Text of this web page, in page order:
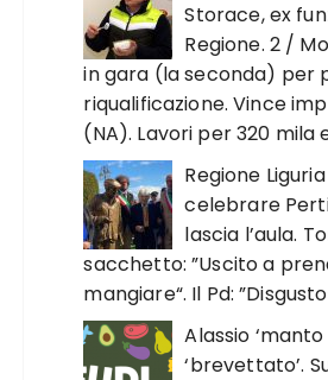
Storace, ex
Regione. 2 /
in gara (la seconda) per
riqualificazione. Vince
(NA). Lavori per 320 mila
Regione
celebrare
lascia l’aula.
sacchetto: ”Uscito a
mangiare“. Il Pd:
Alassio
‘brevettato’.